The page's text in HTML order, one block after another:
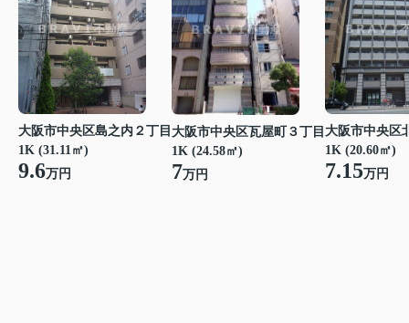
大阪市中央区島之内２丁目
1K (31.11㎡)
9.6万円
大阪市中央区瓦屋町３丁目
1K (24.58㎡)
7万円
大阪市中央区
1K (20.60㎡)
7.15万円